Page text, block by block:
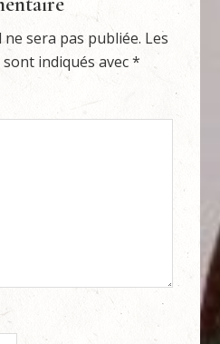
sera pas publiée. Les
indiqués avec*